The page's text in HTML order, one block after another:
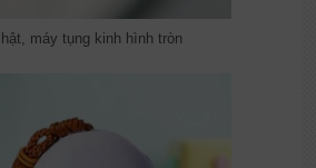
máy tụng kinh hình tròn